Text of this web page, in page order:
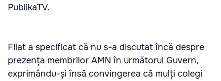
PublikaTV.
Filat a specificat că nu s-a discutat încă despre
prezența membrilor AMN în următorul Guvern,
exprimându-și însă convingerea că mulți colegi